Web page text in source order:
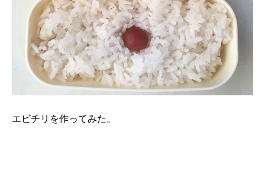
エビチリを作ってみた。